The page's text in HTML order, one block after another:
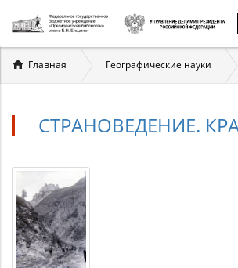
Вы
здесь
Главная Географические науки
СТРАНОВЕДЕНИЕ.
Страноведение.
Краеведение
Материалы
по
теме